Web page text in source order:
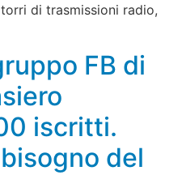
di trasmissioni radio,
FB di
iscritti.
del